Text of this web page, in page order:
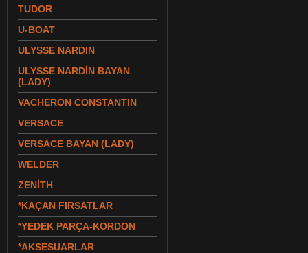
TUDOR
U-BOAT
ULYSSE NARDIN
ULYSSE NARDİN BAYAN
(LADY)
VACHERON CONSTANTIN
VERSACE
VERSACE BAYAN (LADY)
WELDER
ZENİTH
*KAÇAN FIRSATLAR
*YEDEK PARÇA-KORDON
*AKSESUARLAR